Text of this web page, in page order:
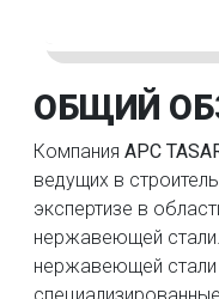
ОБЩИЙ
Компания APC
ведущих в
экспертизе в
нержавеющей
нержавеющей